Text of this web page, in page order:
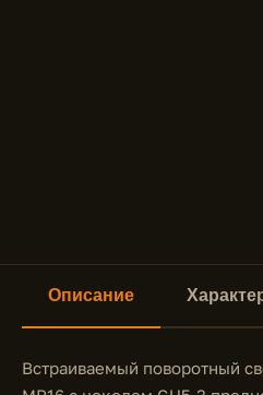
Описание
Встраиваемый поворотный